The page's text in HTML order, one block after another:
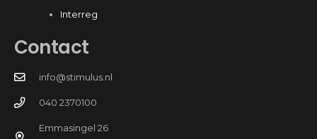
Interreg
Contact
info@stimulus.nl
040 2370100
Emmasingel 26